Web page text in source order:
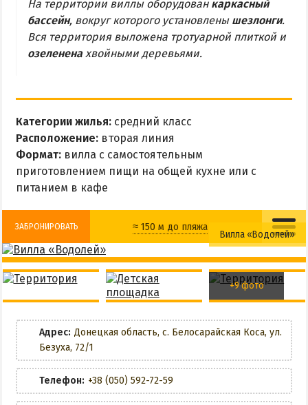
ЯЛТА
ЧАСТНЫЙ СЕКТОР
ПИТАНИЕ
ДОСТОПРИМЕЧАТЕЛЬНОСТИ
Белосарайский залив
Природный парк Меотида
ПРОЕЗД
Маршрутки
Бюджетный отдых
Отдых с детьми
Отдых на майские праздники
На территории виллы оборудован каркасный
бассейн, вокруг которого установлены шезлонги.
Вся территория выложена тротуарной плиткой и
озеленена хвойными деревьями.
Категории жилья: средний класс
Расположение: вторая линия
Формат: вилла с самостоятельным
приготовлением пищи на общей кухне или с
питанием в кафе
ЗАБРОНИРОВАТЬ ≈ 150 м до пляжа
Бассейн
Детская площадка
Кафе
Общая кухня
Разрешено с животными
Wi-Fi
Вилла «Водолей»
+9 фото
Адрес: Донецкая область, с. Белосарайская Коса, ул.
Безуха, 72/1
Телефон: +38 (050) 592-72-59